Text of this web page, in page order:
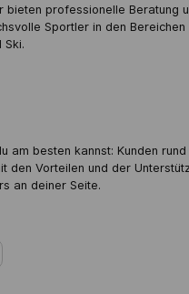
bieten professionelle Beratung
Sportler in den Bereichen
Ski.
am besten kannst: Kunden
den Vorteilen und der
an deiner Seite.